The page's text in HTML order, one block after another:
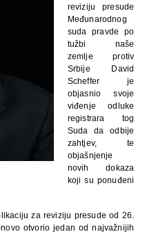
reviziju presude
Međunarodnog
suda pravde po
tužbi naše
zemlje protiv
Srbije David
Scheffer je
objasnio svoje
viđenje odluke
registrara tog
Suda da odbije
zahtjev, te
objašnjenje
novih dokaza
koji su ponuđeni
za reviziju presude od 26.
otvorio jedan od najvažnijih